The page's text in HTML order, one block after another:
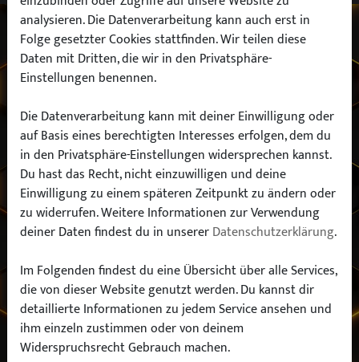
Wähle dein Auto
finde alle passenden Teile schnell und
einfach
Hersteller:
Modell:
SUCHEN
analysieren. Die Datenverarbeitung kann auch erst in
Folge gesetzter Cookies stattfinden. Wir teilen diese
Daten mit Dritten, die wir in den Privatsphäre-
Einstellungen benennen.
Die Datenverarbeitung kann mit deiner Einwilligung oder
auf Basis eines berechtigten Interesses erfolgen, dem du
in den Privatsphäre-Einstellungen widersprechen kannst.
Du hast das Recht, nicht einzuwilligen und deine
Einwilligung zu einem späteren Zeitpunkt zu ändern oder
zu widerrufen. Weitere Informationen zur Verwendung
deiner Daten findest du in unsererDatenschutzerklärung.
Im Folgenden findest du eine Übersicht über alle Services,
die von dieser Website genutzt werden. Du kannst dir
detaillierte Informationen zu jedem Service ansehen und
ihm einzeln zustimmen oder von deinem
Widerspruchsrecht Gebrauch machen.